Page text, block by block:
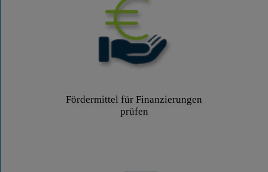
Fördermittel für Finanzierungen
prüfen